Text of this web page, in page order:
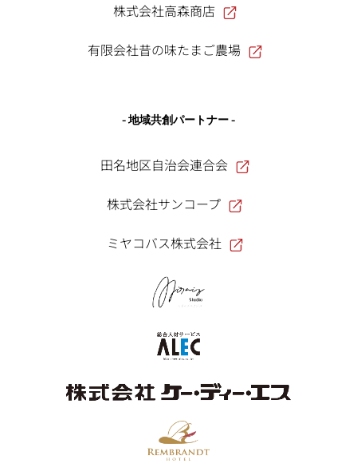
株式会社高森商店
有限会社昔の味たまご農場
- 地域共創パートナー -
田名地区自治会連合会
株式会社サンコープ
ミヤコバス株式会社